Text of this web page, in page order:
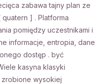
zabawa tajny plan ze
] . Platforma
pomiędzy uczestnikami i
informacje, entropia, dane
dostęp . być
kasyna klasyki
wysokiej